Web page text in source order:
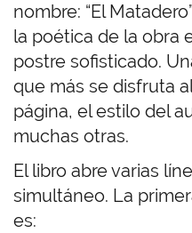
nombre: “El
la poética de la obra
postre sofisticado.
que más se disfruta
página, el estilo del
muchas otras.
El libro abre varias
simultáneo. La
es: